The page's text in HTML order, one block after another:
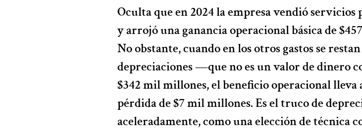
Oculta que en 2024 la empresa vendió servicios
y arrojó una ganancia operacional básica de
No obstante, cuando en los otros gastos se
depreciaciones ―que no es un valor de dinero
$342 mil millones, el beneficio operacional lleva
pérdida de $7 mil millones. Es el truco de
aceleradamente, como una elección de técnica